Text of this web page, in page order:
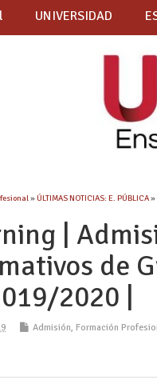
UNIVERSIDAD
»ÚLTIMAS NOTICIAS: E. PÚBLICA»
|
de
2020 |
Admisión, Formación